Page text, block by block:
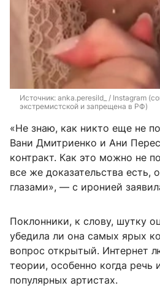
Источник: anka.peresild_ / Instagram
экстремистской и запрещена в РФ)
«Не знаю, как никто еще не
Вани Дмитриенко и Ани
контракт. Как это можно не
все же доказательства есть,
глазами», — с иронией
Поклонники, к слову, шутку
убедила ли она самых ярых
вопрос открытый. Интернет
теории, особенно когда
популярных артистах.